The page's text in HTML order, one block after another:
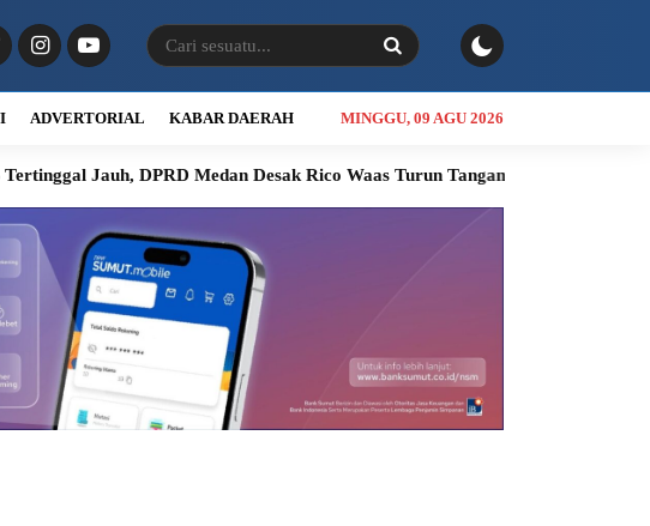
ADVERTORIAL KABAR DAERAH MINGGU, 09 AGU 2026
DPRD Medan Desak Rico Waas Turun Tangan Jalan Sicanang Mangkrak